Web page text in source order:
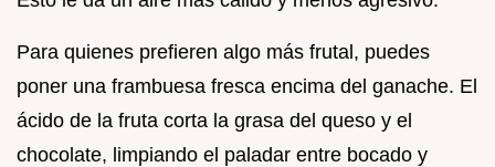
Para quienes prefieren algo más frutal, puedes
poner una frambuesa fresca encima del ganache. El
ácido de la fruta corta la grasa del queso y el
chocolate, limpiando el paladar entre bocado y